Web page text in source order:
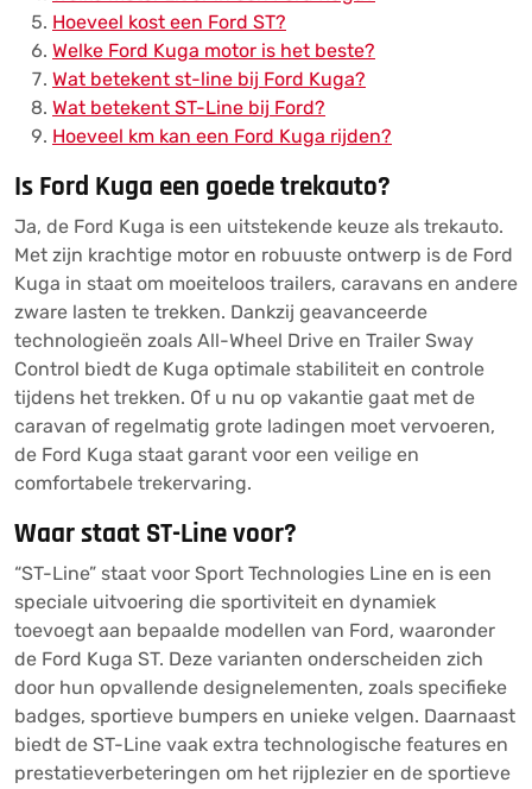
Hoeveel kost een Ford ST?
Welke Ford Kuga motor is het beste?
Wat betekent st-line bij Ford Kuga?
Wat betekent ST-Line bij Ford?
Hoeveel km kan een Ford Kuga rijden?
Is Ford Kuga een goede trekauto?
Ja, de Ford Kuga is een uitstekende keuze als trekauto.
Met zijn krachtige motor en robuuste ontwerp is de Ford
Kuga in staat om moeiteloos trailers, caravans en andere
zware lasten te trekken. Dankzij geavanceerde
technologieën zoals All-Wheel Drive en Trailer Sway
Control biedt de Kuga optimale stabiliteit en controle
tijdens het trekken. Of u nu op vakantie gaat met de
caravan of regelmatig grote ladingen moet vervoeren,
de Ford Kuga staat garant voor een veilige en
comfortabele trekervaring.
Waar staat ST-Line voor?
“ST-Line” staat voor Sport Technologies Line en is een
speciale uitvoering die sportiviteit en dynamiek
toevoegt aan bepaalde modellen van Ford, waaronder
de Ford Kuga ST. Deze varianten onderscheiden zich
door hun opvallende designelementen, zoals specifieke
badges, sportieve bumpers en unieke velgen. Daarnaast
biedt de ST-Line vaak extra technologische features en
prestatieverbeteringen om het rijplezier en de sportieve